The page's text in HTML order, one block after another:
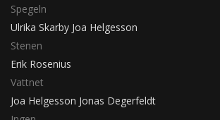
Spegeln
Ulrika Skarby Joa Helgesson
Stenen
Erik Rosenius
Vattnet
Joa Helgesson Jonas Degerfeldt